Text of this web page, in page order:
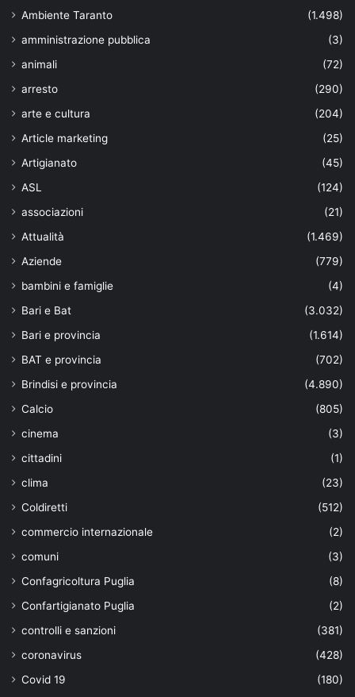
Ambiente Taranto
(1.498)
amministrazione pubblica
(3)
animali
(72)
arresto
(290)
arte e cultura
(204)
Article marketing
(25)
Artigianato
(45)
ASL
(124)
associazioni
(21)
Attualità
(1.469)
Aziende
(779)
bambini e famiglie
(4)
Bari e Bat
(3.032)
Bari e provincia
(1.614)
BAT e provincia
(702)
Brindisi e provincia
(4.890)
Calcio
(805)
cinema
(3)
cittadini
(1)
clima
(23)
Coldiretti
(512)
commercio internazionale
(2)
comuni
(3)
Confagricoltura Puglia
(8)
Confartigianato Puglia
(2)
controlli e sanzioni
(381)
coronavirus
(428)
Covid 19
(180)